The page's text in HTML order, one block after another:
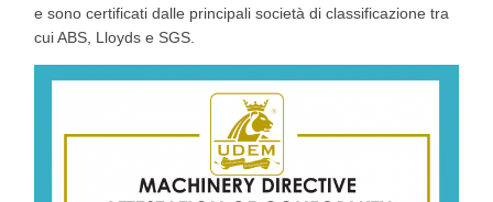
e sono certificati dalle principali società di classificazione tra
cui ABS, Lloyds e SGS.